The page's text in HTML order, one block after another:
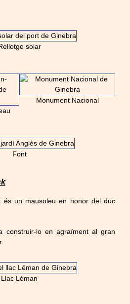
solar
Monument Nacional
Font
és un mausoleu en honor del duc
construir-lo en agraïment al gran
Llac Léman